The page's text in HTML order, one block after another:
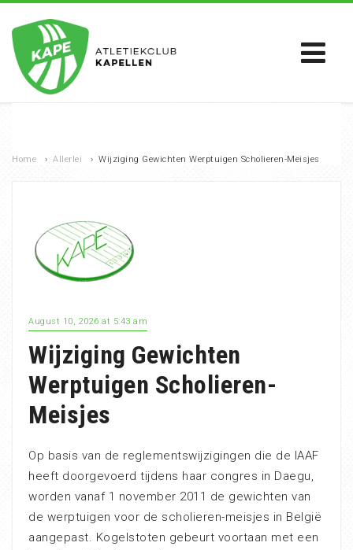
Home › Allerlei › Wijziging Gewichten Werptuigen Scholieren-Meisjes
August 10, 2026 at 5:43 am
Wijziging Gewichten
Werptuigen Scholieren-
Meisjes
Op basis van de reglementswijzigingen die de IAAF
heeft doorgevoerd tijdens haar congres in Daegu,
worden vanaf 1 november 2011 de gewichten van
de werptuigen voor de scholieren-meisjes in België
aangepast. Kogelstoten gebeurt voortaan met een